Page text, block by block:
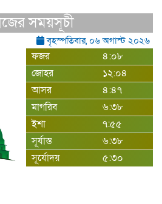
সময়সূচী
বৃহস্পতিবার, ০৬ অগাস্ট ২০২৬
ফজর
৪:০৮
জোহর
১২:০৪
আসর
৪:৪৭
মাগরিব
৬:৩৮
ইশা
৭:৫৫
সূর্যাস্ত
৬:৩৮
সূর্যোদয়
৫:৩০